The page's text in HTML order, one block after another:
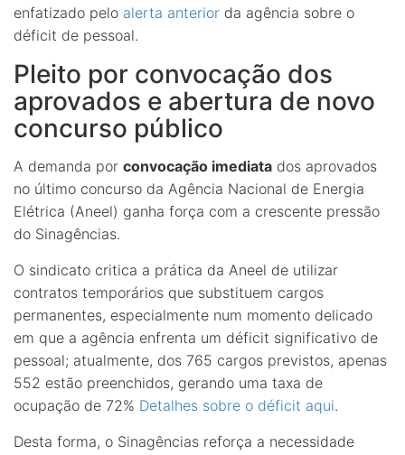
enfatizado pelo alerta anterior da agência sobre o
déficit de pessoal.
Pleito por convocação dos
aprovados e abertura de novo
concurso público
A demanda por convocação imediata dos aprovados
no último concurso da Agência Nacional de Energia
Elétrica (Aneel) ganha força com a crescente pressão
do Sinagências.
O sindicato critica a prática da Aneel de utilizar
contratos temporários que substituem cargos
permanentes, especialmente num momento delicado
em que a agência enfrenta um déficit significativo de
pessoal; atualmente, dos 765 cargos previstos, apenas
552 estão preenchidos, gerando uma taxa de
ocupação de 72% Detalhes sobre o déficit aqui.
Desta forma, o Sinagências reforça a necessidade